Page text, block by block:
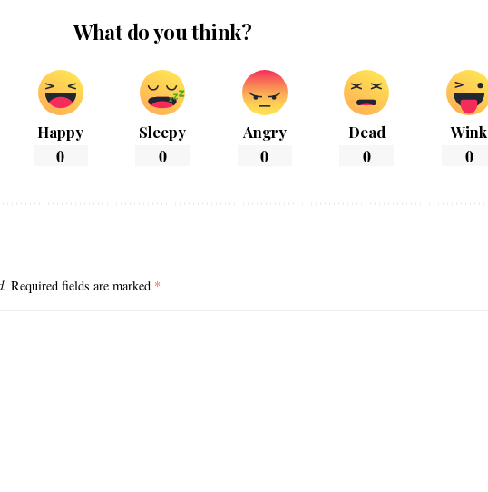
What do you think?
Happy
0
Sleepy
0
Angry
0
Dead
0
Wink
0
Required fields are marked *